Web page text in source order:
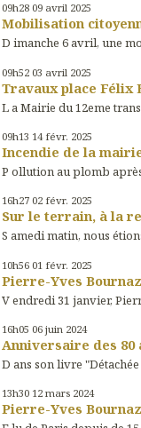
09h28 09 avril 2025
Mobilisation
D imanche 6 avril, une
09h52 03 avril 2025
Travaux place Félix
L a Mairie du 12eme
09h13 14 févr. 2025
Incendie de la
P ollution au plomb
16h27 02 févr. 2025
Sur le terrain, à la
S amedi matin, nous
10h56 01 févr. 2025
Pierre-Yves
V endredi 31 janvier,
16h05 06 juin 2024
Anniversaire des 80
D ans son livre
13h30 12 mars 2024
Pierre-Yves